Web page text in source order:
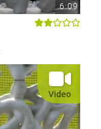
6:09
Video